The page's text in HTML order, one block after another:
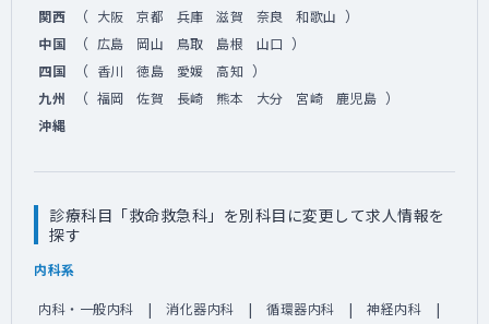
関西 （ 大阪 京都 兵庫 滋賀 奈良 和歌山 ）
中国 （ 広島 岡山 鳥取 島根 山口 ）
四国 （ 香川 徳島 愛媛 高知 ）
九州 （ 福岡 佐賀 長崎 熊本 大分 宮崎 鹿児島 ）
沖縄
診療科目「救命救急科」を別科目に変更して求人情報を
探す
内科系
内科・一般内科 消化器内科 循環器内科
神経内科